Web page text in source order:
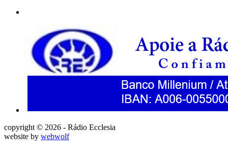
copyright © 2026 - Rádio Ecclesia
website by webwolf